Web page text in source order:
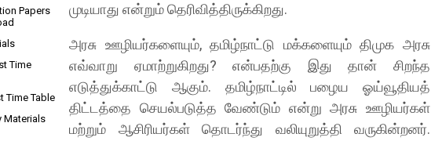
முடியாது என்றும் தெரிவித்திருக்கிறது.
அரசு ஊழியர்களையும், தமிழ்நாட்டு மக்களையும் திமுக அரசு
எவ்வாறு ஏமாற்றுகிறது? என்பதற்கு இது தான் சிறந்த
எடுத்துக்காட்டு ஆகும். தமிழ்நாட்டில் பழைய ஓய்வூதியத்
திட்டத்தை செயல்படுத்த வேண்டும் என்று அரசு ஊழியர்கள்
மற்றும் ஆசிரியர்கள் தொடர்ந்து வலியுறுத்தி வருகின்றனர்.
Papers
Time
Time Table
Materials